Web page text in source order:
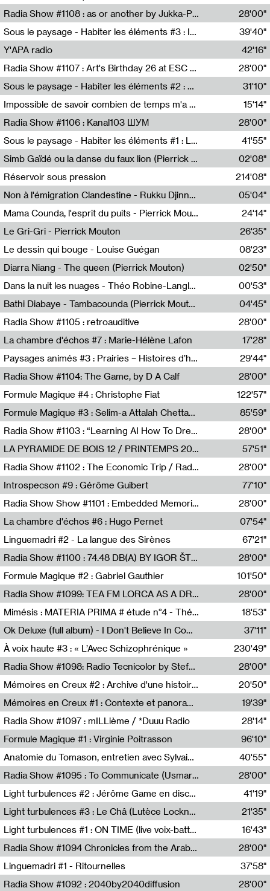
Sarah Tritz,Elene Lapiashivili,Justin Marconnet,Mateo Cuche,Esther Lechevalier,Suzie Lecroart,Romance CasteletRadia Show #1108 : as or another by Jukka-Pekka Kervinen / Rádio Zero
Radio Zero
28'00"
Sous le paysage - Habiter les éléments #3 : Interprétations, rituels et symboliques des éléments
Nastassja Martin
39'40"
Y'APA radio
Pierrick Mouton
42'16"
Radia Show #1107 : Art's Birthday 26 at ESC - Medien Kunst Labor
Radio Helsinki
28'00"
Sous le paysage - Habiter les éléments #2 : Vers le tournant élémentaire
Nastassja Martin
31'10"
Impossible de savoir combien de temps m'a échappé
Mélanie Blaison,Mateo Cuin
15'14"
Radia Show #1106 : Kanal103 ШУМ
Kanal103
28'00"
Sous le paysage - Habiter les éléments #1 : Les éléments et les débordements du vivant
Nastassja Martin
41'55"
Simb Gaïdé ou la danse du faux lion (Pierrick Mouton)
Pierrick Mouton,Simb Gaïdé
02'08"
Réservoir sous pression
214'08"
Non à l'émigration Clandestine - Rukku Djinne Squad (Eden Tinto Collins)
Eden Tinto Collins,Rukku Djinne
05'04"
Mama Counda, l'esprit du puits - Pierrick Mouton
Pierrick Mouton
24'14"
Le Gri-Gri - Pierrick Mouton
Pierrick Mouton
26'35"
Le dessin qui bouge - Louise Guégan
Louise Guégan
08'23"
Diarra Niang - The queen (Pierrick Mouton)
Pierrick Mouton,Diarra Niang
02'50"
Dans la nuit les nuages - Théo Robine-Langlois
Théo Robine-Langlois,LD Beat
00'53"
Bathi Diabaye - Tambacounda (Pierrick Mouton)
Pierrick Mouton,Bathi Diabaye
04'45"
Radia Show #1105 : retroauditive
Soundart Radio
28'00"
La chambre d'échos #7 : Marie-Hélène Lafon
Revue Les Chambres,Marie-Hélène Lafon
17'28"
Paysages animés #3 : Prairies – Histoires d’herbes et d’humains
Anne Simon
29'44"
Radia Show #1104: The Game, by D A Calf
Radio One NZ
28'00"
Formule Magique #4 : Christophe Fiat
Nathalie Lacroix
122'57"
Formule Magique #3 : Selim-a Attalah Chettaoui
Nathalie Lacroix,Selim-a Attalah Chettaoui
85'59"
Radia Show #1103 : “Learning AI How To Dream” by Sebastian Dingens (Radio Campus Bruxelles)
Radio Campus Bruxelles
28'00"
LA PYRAMIDE DE BOIS 12 / PRINTEMPS 2026
Sammy Stein
57'51"
Radia Show #1102 : The Economic Trip / Radio Grenouille
Radio Grenouille
28'00"
Introspecson #9 : Gérôme Guibert
Pierre Henry,Gérôme Guibert
77'10"
Radia Show Show #1101 : Embedded Memories by Jimmy Peggie / radioart106
Jimmy Peggie,radioart106
28'00"
La chambre d'échos #6 : Hugo Pernet
Revue Les Chambres,Hugo Pernet
07'54"
Linguemadri #2 - La langue des Sirènes
Meris Angioletti
67'21"
Radia Show #1100 : 74.48 DB(A) BY IGOR ŠTROMAJER FOR RADIO X
radio x
28'00"
Formule Magique #2 : Gabriel Gauthier
Nathalie Lacroix,Gabriel Gauthier
101'50"
Radia Show #1099: TEA FM LORCA AS A DREAM
TEAFM
28'00"
Mimésis : MATERIA PRIMA # étude n°4 - Théâtre de l’Aquarium
Francesco Russo,Scuola della Crisi
18'53"
Ok Deluxe (full album) - I Don't Believe In Computing
37'11"
À voix haute #3 : « L’Avec Schizophrénique »
230'49"
Radia Show #1098: Radio Tecnicolor by Stefan Nussbaumer & Georg Zichy (Radio Orange 94.0)
Radio Orange 94.0
28'00"
Mémoires en Creux #2 : Archive d'une histoire artistique
Sophie Auger-Grappin
20'50"
Mémoires en Creux #1 : Contexte et panorama
Sophie Auger-Grappin
19'39"
Radia Show #1097 : mILLième / *Duuu Radio
28'14"
Formule Magique #1 : Virginie Poitrasson
Nathalie Lacroix,Virginie Poitrasson
96'10"
Anatomie du Tomason, entretien avec Sylvain Cardonnel
Loraine Baud,Sylvain Cardonnel
40'55"
Radia Show #1095 : To Communicate (Usmaradio)
Usmaradio
28'00"
Light turbulences #2 : Jérôme Game en discussion avec Thomas Corlin
41'19"
Light turbulences #3 : Le Châ (Lutèce Lockness)
Lutèce Lockness
21'35"
Light turbulences #1 : ON TIME (live voix-batterie) avec Jérôme Game & Jean-Michel Espitallier
Jérôme Game,Jean-Michel Espitallier
16'43"
Radia Show #1094 Chronicles from the Arab Cold War by Ghazi Barakat
Reboot.fm
28'00"
Linguemadri #1 - Ritournelles
Meris Angioletti
37'58"
Radia Show #1092 : 2040by2040diffusion
28'00"